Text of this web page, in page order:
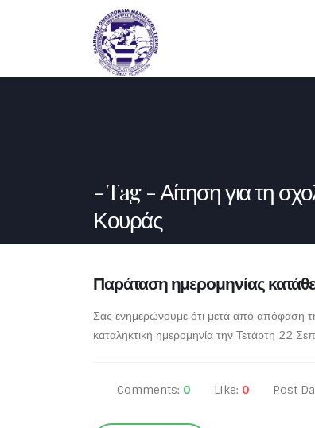
Tag - Αίτηση για τη
Κουράς
Παράταση ημερομηνίας
Σας ενημερώνουμε ότι μετά από απόφαση
καταληκτική ημερομηνία την Τετάρτη 22
Comments: 0 Like: 0 Post